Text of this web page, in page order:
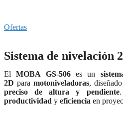
Ofertas
Sistema de nivelación
ElMOBA GS-506es un
2D para motoniveladoras,
preciso de altura y pendiente.
productividad y eficiencia en